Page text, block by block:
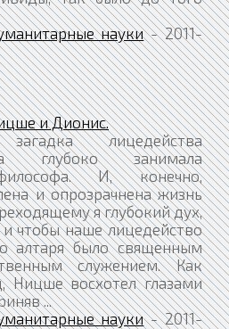
науки- 2011-
и Дионис.
загадка лицедейства
глубоко занимала
И, конечно,
и опрозрачнена жизнь
я глубокий дух,
и чтобы наше лицедейство
алтаря было священным
служением. Как
Ницше восхотел глазами
...
науки- 2011-